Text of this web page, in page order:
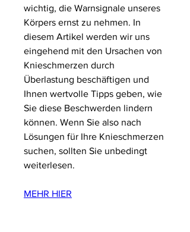
wichtig, die Warnsignale unseres
Körpers ernst zu nehmen. In
diesem Artikel werden wir uns
eingehend mit den Ursachen von
Knieschmerzen durch
Überlastung beschäftigen und
Ihnen wertvolle Tipps geben, wie
Sie diese Beschwerden lindern
können. Wenn Sie also nach
Lösungen für Ihre Knieschmerzen
suchen, sollten Sie unbedingt
weiterlesen.
MEHR HIER